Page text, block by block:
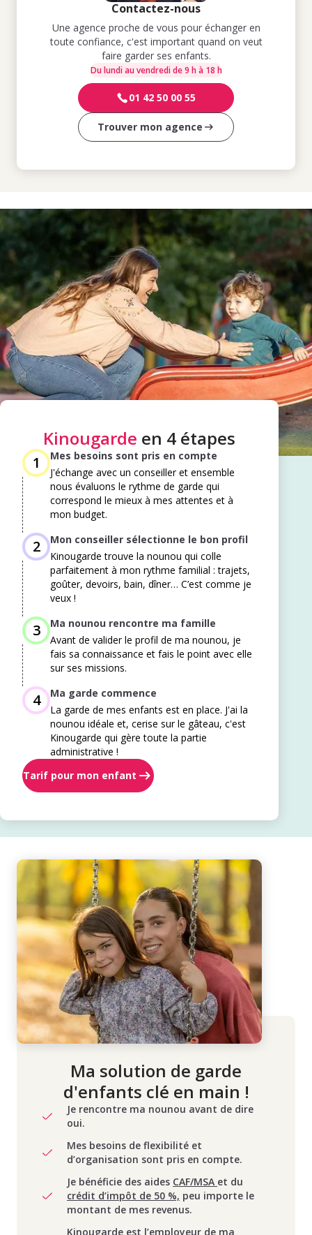
Contactez-nous
Une agence proche de vous pour échanger en
toute confiance, c'est important quand on veut
faire garder ses enfants.
Du lundi au vendredi de 9 h à 18 h
01 42 50 00 55
Trouver mon agence
Kinougarde en 4 étapes
1
Mes besoins sont pris en compte
J'échange avec un conseiller et ensemble
nous évaluons le rythme de garde qui
correspond le mieux à mes attentes et à
mon budget. ​
2
Mon conseiller sélectionne le bon profil
Kinougarde trouve la nounou qui colle
parfaitement à mon rythme familial : trajets,
goûter, devoirs, bain, dîner… C’est comme je
veux !
3
Ma nounou rencontre ma famille
Avant de valider le profil de ma nounou, je
fais sa connaissance et fais le point avec elle
sur ses missions.
4
Ma garde commence
La garde de mes enfants est en place. J'ai la
nounou idéale et, cerise sur le gâteau, c'est
Kinougarde qui gère toute la partie
administrative !
Tarif pour mon enfant
Ma solution de garde
d'enfants clé en main !
Je rencontre ma nounou avant de dire
oui.
Mes besoins de flexibilité et
d’organisation sont pris en compte.
Je bénéficie des aides CAF/MSA et du
crédit d’impôt de 50 %, peu importe le
montant de mes revenus.
Kinougarde est l’employeur de ma